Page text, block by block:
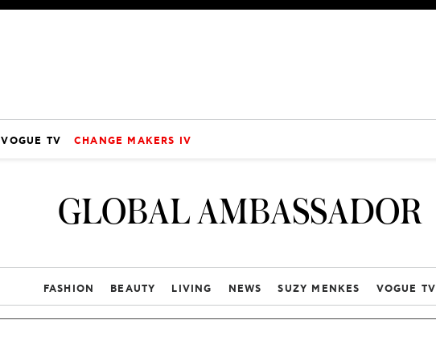
VOGUE TV CHANGE MAKERS IV
GLOBAL AMBASSADOR
FASHION BEAUTY LIVING NEWS SUZY MENKES VOGUE TV